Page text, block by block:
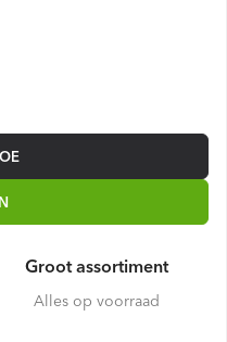
Groot assortiment
Alles op voorraad